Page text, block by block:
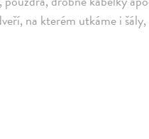
na kterém utkáme i